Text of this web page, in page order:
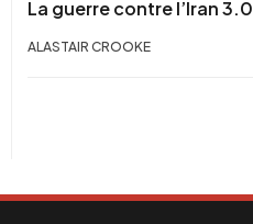
La guerre contre l’Iran 3.0
ALASTAIR CROOKE